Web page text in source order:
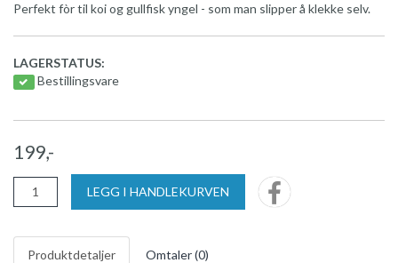
Perfekt fòr til koi og gullfisk yngel - som man slipper å klekke selv.
LAGERSTATUS:
Bestillingsvare
199,-
LEGG I HANDLEKURVEN
Produktdetaljer Omtaler (0)